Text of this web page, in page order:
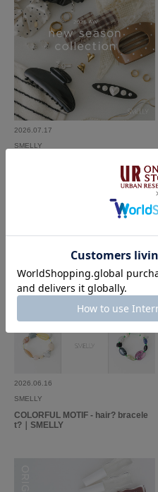
2026.07.17
SMELLY
2026.06.16
SMELLY
COLORFUL MOTIF - hair? bracele
t?｜SMELLY